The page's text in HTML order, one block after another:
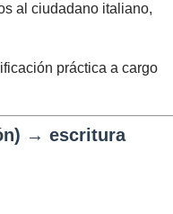
al ciudadano italiano,
práctica a cargo
→ escritura